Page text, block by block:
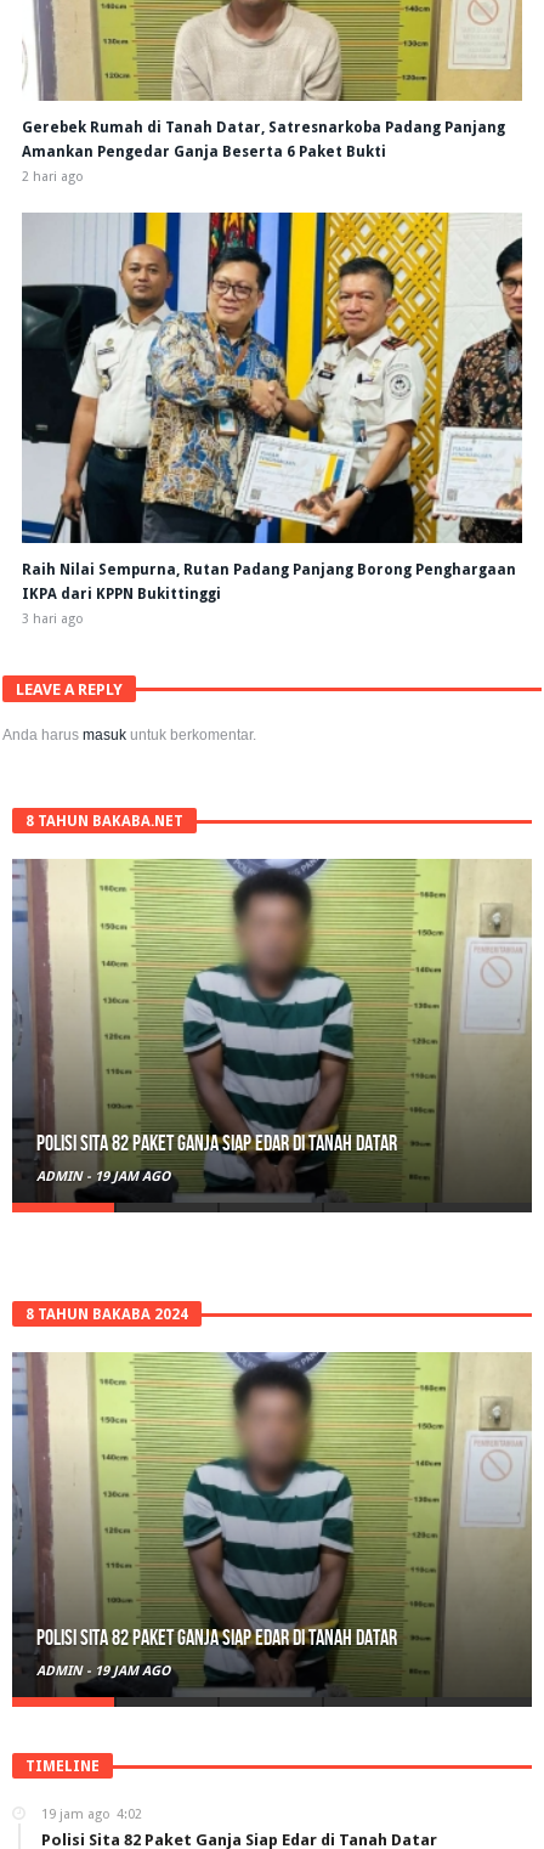
Gerebek Rumah di Tanah Datar, Satresnarkoba Padang Panjang
Amankan Pengedar Ganja Beserta 6 Paket Bukti
2 hari ago
Raih Nilai Sempurna, Rutan Padang Panjang Borong Penghargaan
IKPA dari KPPN Bukittinggi
3 hari ago
LEAVE A REPLY
Anda harusmasuk untuk berkomentar.
8 TAHUN BAKABA.NET
Polisi Sita 82 Paket Ganja Siap Edar di Tanah Datar
ADMIN - 19 JAM AGO
8 TAHUN BAKABA 2024
Polisi Sita 82 Paket Ganja Siap Edar di Tanah Datar
ADMIN - 19 JAM AGO
TIMELINE
19 jam ago 4:02
Polisi Sita 82 Paket Ganja Siap Edar di Tanah Datar